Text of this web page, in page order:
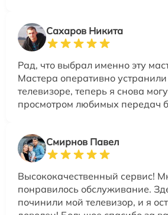
Сахаров Никита
Рад, что выбрал именно эту
Мастера оперативно
телевизоре, теперь я снова
просмотром любимых передач
Смирнов Павел
Высококачественный сервис!
понравилось обслуживание.
починили мой телевизор, и я